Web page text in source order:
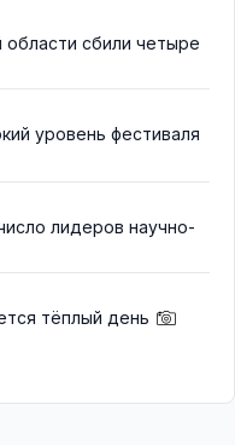
сбили четыре
уровень фестиваля
лидеров научно-
тёплый день